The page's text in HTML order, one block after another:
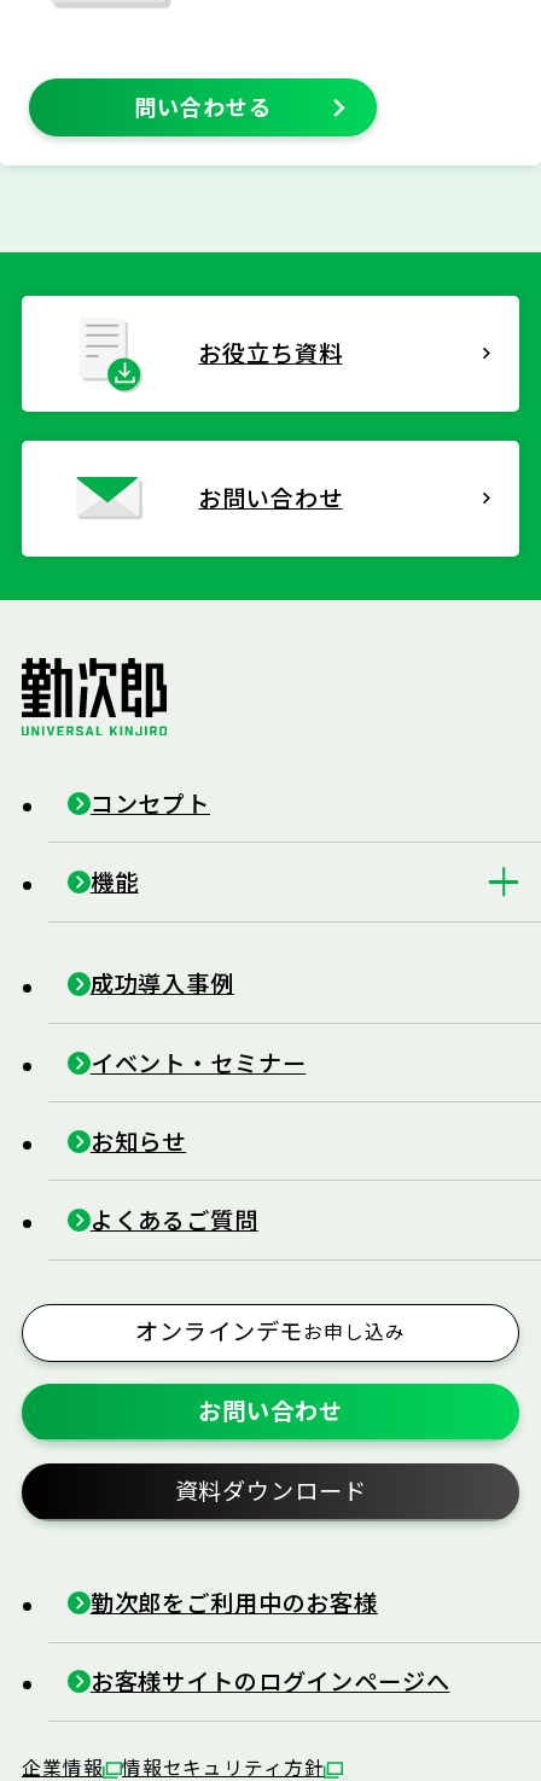
問い合わせる
お役立ち資料
お問い合わせ
コンセプト
機能
成功導入事例
イベント・セミナー
お知らせ
よくあるご質問
オンラインデモお申し込み
お問い合わせ
資料ダウンロード
勤次郎をご利用中のお客様
お客様サイトのログインページへ
企業情報 情報セキュリティ方針